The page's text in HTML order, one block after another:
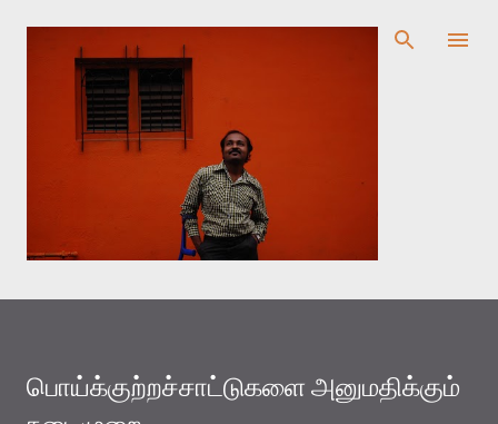
முதன்மை உள்ளடக்கத்திற்குச் செல்
பொய்க்குற்றச்சாட்டுகளை அனுமதிக்கும்